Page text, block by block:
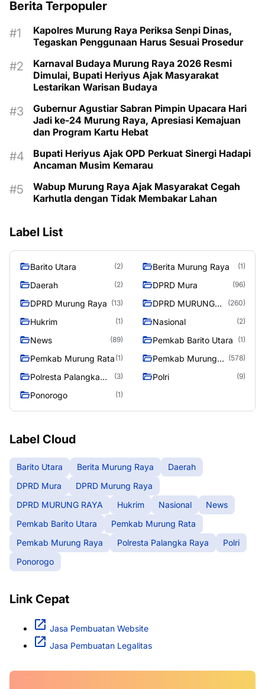
Berita Terpopuler
Kapolres Murung Raya Periksa Senpi Dinas,
Tegaskan Penggunaan Harus Sesuai Prosedur
Karnaval Budaya Murung Raya 2026 Resmi
Dimulai, Bupati Heriyus Ajak Masyarakat
Lestarikan Warisan Budaya
Gubernur Agustiar Sabran Pimpin Upacara Hari
Jadi ke-24 Murung Raya, Apresiasi Kemajuan
dan Program Kartu Hebat
Bupati Heriyus Ajak OPD Perkuat Sinergi Hadapi
Ancaman Musim Kemarau
Wabup Murung Raya Ajak Masyarakat Cegah
Karhutla dengan Tidak Membakar Lahan
Label List
Barito Utara (2) Berita Murung Raya (1)
Daerah (2) DPRD Mura (96)
DPRD Murung Raya (13)
DPRD MURUNG
(260)
Hukrim (1) Nasional (2)
News (89) Pemkab Barito Utara (1)
Pemkab Murung Rata (1)
Pemkab Murung
(578)
Polresta Palangka
(3) Polri (9)
Ponorogo (1)
Label Cloud
Barito Utara Berita Murung Raya
Daerah
DPRD Mura
DPRD Murung Raya
DPRD MURUNG RAYA
Hukrim Nasional
News
Pemkab Barito Utara
Pemkab Murung Rata
Pemkab Murung Raya
Polresta Palangka Raya
Polri
Ponorogo
Link Cepat
Jasa Pembuatan Website
Jasa Pembuatan Legalitas